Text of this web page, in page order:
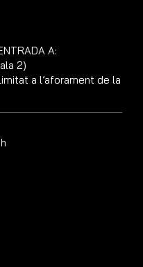
A:
2)
a l’aforament de la